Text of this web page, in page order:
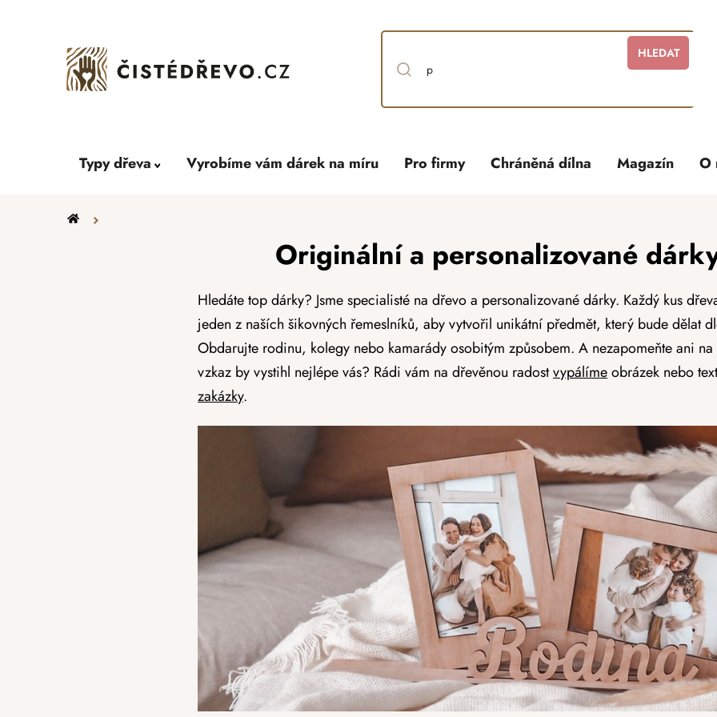
HLEDAT
Typy dřeva Vyrobíme vám dárek na míru Pro firmy Chráněná dílna Magazín O
Domů
Originální a personalizované
Hledáte top dárky? Jsme specialisté na dřevo a personalizované dárky. Každý kus
jeden z naších šikovných řemeslníků, aby vytvořil unikátní předmět, který bude dělat
Obdarujte rodinu, kolegy nebo kamarády osobitým způsobem. A nezapomeňte ani na
vzkaz by vystihl nejlépe vás? Rádi vám na dřevěnou radostvypálímeobrázek nebo
zakázky.